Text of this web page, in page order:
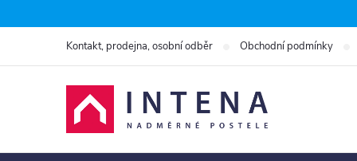
na
Kontakt, prodejna, osobní odběr Obchodní podmínky